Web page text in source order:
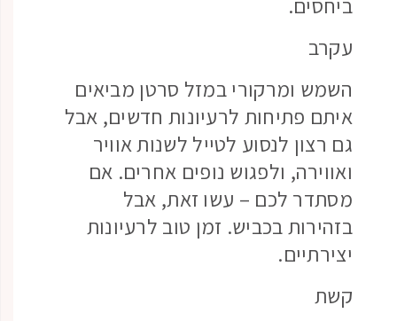
עקרב
השמש ומרקורי במזל סרטן מביאים
איתם פתיחות לרעיונות חדשים, אבל
גם רצון לנסוע לטייל לשנות אוויר
ואווירה, ולפגוש נופים אחרים. אם
מסתדר לכם – עשו זאת, אבל
בזהירות בכביש. זמן טוב לרעיונות
יצירתיים.
קשת